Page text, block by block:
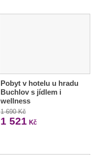
Pobyt v hotelu u hradu
Buchlov s jídlem i
wellness
1 690 Kč
1 521 Kč